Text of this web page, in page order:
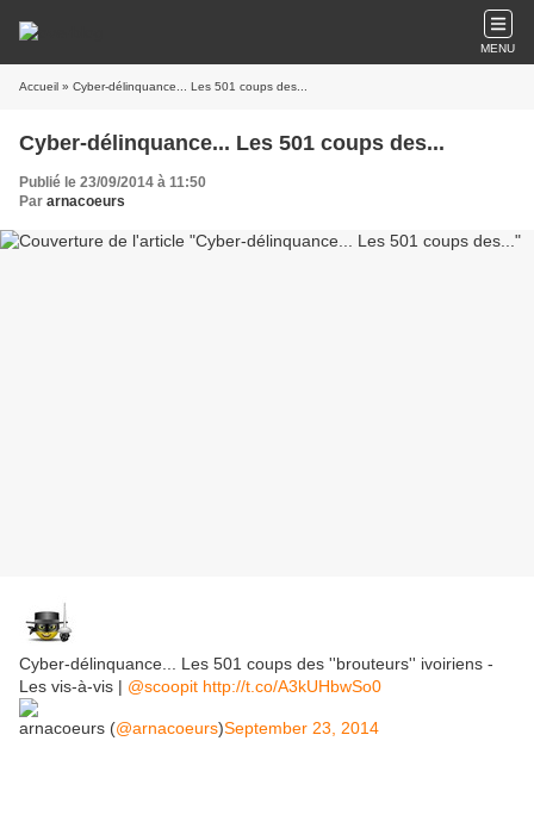
MENU
Accueil » Cyber-délinquance... Les 501 coups des...
Cyber-délinquance... Les 501 coups des...
Publié le 23/09/2014 à 11:50
Par arnacoeurs
Cyber-délinquance... Les 501 coups des ''brouteurs'' ivoiriens -
Les vis-à-vis | @scoopit http://t.co/A3kUHbwSo0
arnacoeurs (@arnacoeurs)September 23, 2014